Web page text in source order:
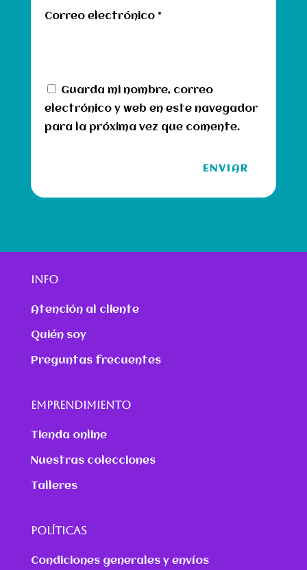
Correo electrónico *
Guarda mi nombre, correo
electrónico y web en este navegador
para la próxima vez que comente.
ENVIAR
INFO
Atención al cliente
Quién soy
Preguntas frecuentes
EMPRENDIMIENTO
Tienda online
Nuestras colecciones
Talleres
POLÍTICAS
Condiciones generales y envíos